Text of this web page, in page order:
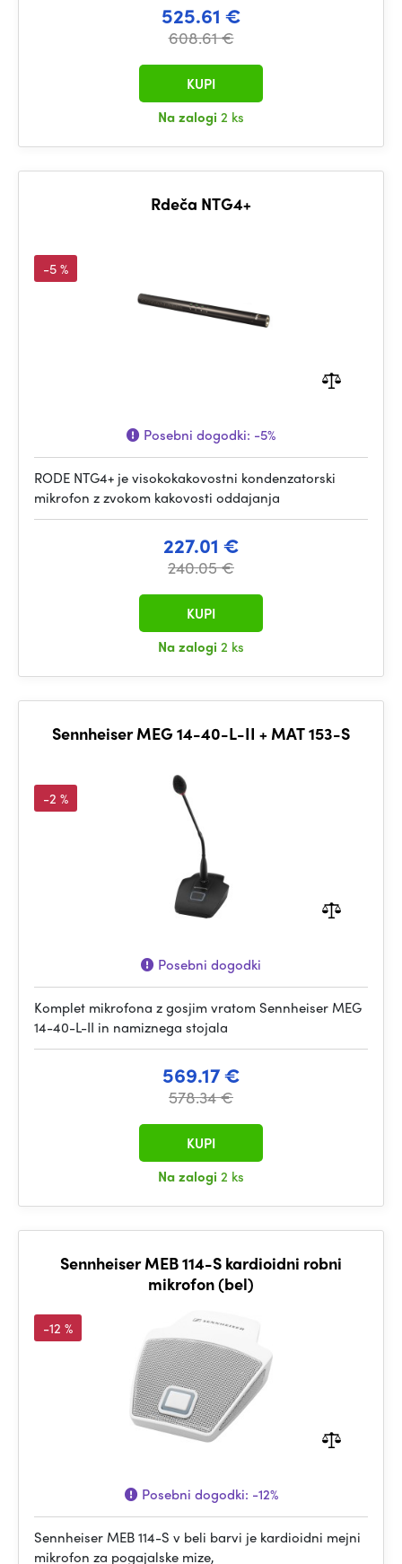
525.61 €
608.61 €
Na zalogi 2 ks
KUPI
Rdeča NTG4+
-5 %
Posebni dogodki: -5%
RODE NTG4+ je visokokakovostni kondenzatorski
mikrofon z zvokom kakovosti oddajanja
227.01 €
240.05 €
Na zalogi 2 ks
KUPI
Sennheiser MEG 14-40-L-II + MAT 153-S
-2 %
Posebni dogodki
Komplet mikrofona z gosjim vratom Sennheiser MEG
14-40-L-II in namiznega stojala
569.17 €
578.34 €
Na zalogi 2 ks
KUPI
Sennheiser MEB 114-S kardioidni robni
mikrofon (bel)
-12 %
Posebni dogodki: -12%
Sennheiser MEB 114-S v beli barvi je kardioidni mejni
mikrofon za pogajalske mize,